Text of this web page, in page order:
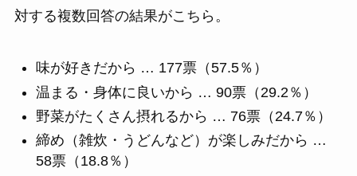
対する複数回答の結果がこちら。
味が好きだから … 177票（57.5％）
温まる・身体に良いから … 90票（29.2％）
野菜がたくさん摂れるから … 76票（24.7％）
締め（雑炊・うどんなど）が楽しみだから …
58票（18.8％）